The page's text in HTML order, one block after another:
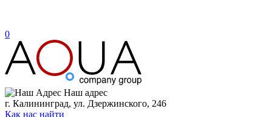
0
Наш адрес
г. Калининград, ул. Дзержинского, 246
Как нас найти